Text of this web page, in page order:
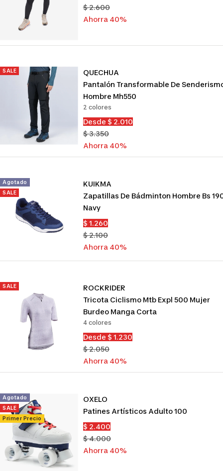
de
venta
Precio
normal
$ 2.600
Ahorra 40%
SALE
QUECHUA
Pantalón Transformable De
Hombre Mh550
2 colores
Precio
de
venta
Desde $ 2.010
Precio
normal
$ 3.350
Ahorra 40%
Agotado
SALE
KUIKMA
Zapatillas De Bádminton Hombre Bs
Navy
Precio
de
venta
$ 1.260
Precio
normal
$ 2.100
Ahorra 40%
SALE
ROCKRIDER
Tricota Ciclismo Mtb Expl 500 Mujer
Burdeo Manga Corta
4 colores
Precio
de
venta
Desde $ 1.230
Precio
normal
$ 2.050
Ahorra 40%
Agotado
SALE
Primer Precio
OXELO
Patines Artísticos Adulto 100
Precio
de
venta
$ 2.400
Precio
normal
$ 4.000
Ahorra 40%